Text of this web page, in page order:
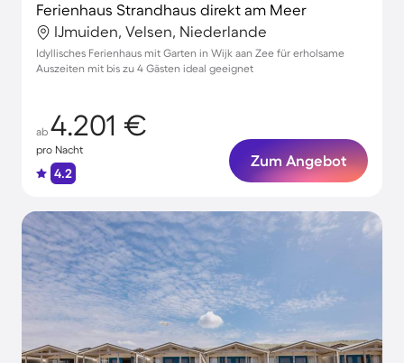
Ferienhaus Strandhaus direkt am Meer
IJmuiden, Velsen, Niederlande
Idyllisches Ferienhaus mit Garten in Wijk aan Zee für erholsame
Auszeiten mit bis zu 4 Gästen ideal geeignet
ab 4.201 €
pro Nacht
4.2
Zum Angebot